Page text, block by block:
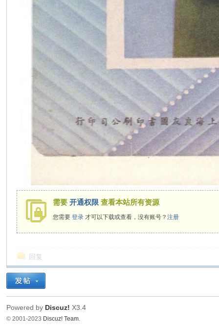
需要开通权限 查看本站所有资源
您需要登录 才可以下载或查看，没有账号？注册
回复
Powered by Discuz! X3.4
© 2001-2023 Discuz! Team